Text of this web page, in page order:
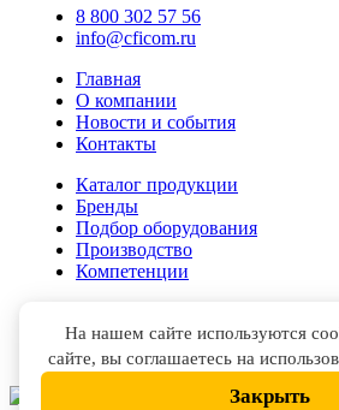
8 800 302 57 56
info@cficom.ru
Главная
О компании
Новости и события
Контакты
Каталог продукции
Бренды
Подбор оборудования
Производство
Компетенции
НАПИСАТЬ В
На нашем сайте используются
сайте, вы соглашаетесь на
Закрыть